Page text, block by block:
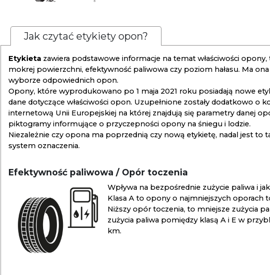
Jak czytać etykiety opon?
Etykieta zawiera podstawowe informacje na temat właściwości
mokrej powierzchni, efektywność paliwowa czy poziom hałasu. Ma
wyborze odpowiednich opon.
Opony, które wyprodukowano po 1 maja 2021 roku posiadają nowe
dane dotyczące właściwości opon. Uzupełnione zostały dodatkowo o
internetową Unii Europejskiej na której znajdują się parametry danej
piktogramy informujące o przyczepności opony na śniegu i lodzie.
Niezależnie czy opona ma poprzednią czy nową etykietę, nadal jest to
system oznaczenia.
Efektywność paliwowa / Opór toczenia
Wpływa na bezpośrednie zużycie paliwa i
Klasa A to opony o najmniejszych oporach
Niższy opór toczenia, to mniejsze zużycia
zużycia paliwa pomiędzy klasą A i E w
km.